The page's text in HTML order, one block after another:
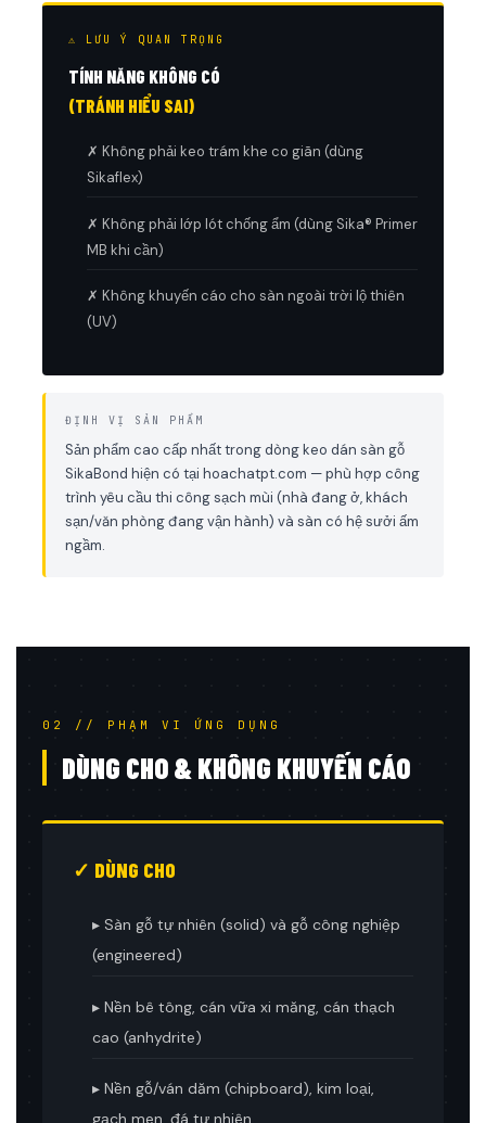
⚠ LƯU Ý QUAN TRỌNG
TÍNH NĂNG KHÔNG CÓ
(TRÁNH HIỂU SAI)
✗ Không phải keo trám khe co giãn (dùng
Sikaflex)
✗ Không phải lớp lót chống ẩm (dùng Sika® Primer
MB khi cần)
✗ Không khuyến cáo cho sàn ngoài trời lộ thiên
(UV)
ĐỊNH VỊ SẢN PHẨM
Sản phẩm cao cấp nhất trong dòng keo dán sàn gỗ
SikaBond hiện có tại hoachatpt.com — phù hợp công
trình yêu cầu thi công sạch mùi (nhà đang ở, khách
sạn/văn phòng đang vận hành) và sàn có hệ sưởi ấm
ngầm.
02 // PHẠM VI ỨNG DỤNG
DÙNG CHO & KHÔNG KHUYẾN CÁO
✓ DÙNG CHO
▸ Sàn gỗ tự nhiên (solid) và gỗ công nghiệp
(engineered)
▸ Nền bê tông, cán vữa xi măng, cán thạch
cao (anhydrite)
▸ Nền gỗ/ván dăm (chipboard), kim loại,
gạch men, đá tự nhiên